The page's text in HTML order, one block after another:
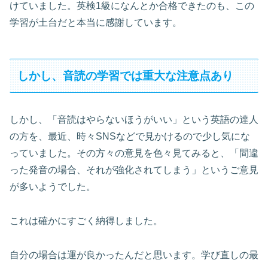
けていました。英検1級になんとか合格できたのも、この
学習が土台だと本当に感謝しています。
しかし、音読の学習では重大な注意点あり
しかし、「音読はやらないほうがいい」という英語の達人
の方を、最近、時々SNSなどで見かけるので少し気にな
っていました。その方々の意見を色々見てみると、「間違
った発音の場合、それが強化されてしまう」というご意見
が多いようでした。
これは確かにすごく納得しました。
自分の場合は運が良かったんだと思います。学び直しの最